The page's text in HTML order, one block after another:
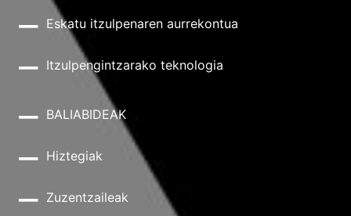
Eskatu itzulpenaren aurrekontua
Itzulpengintzarako teknologia
BALIABIDEAK
Hiztegiak
Zuzentzaileak